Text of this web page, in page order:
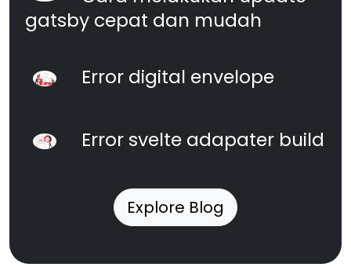
gatsby cepat dan mudah
Error digital envelope
Error svelte adapater build
Explore Blog